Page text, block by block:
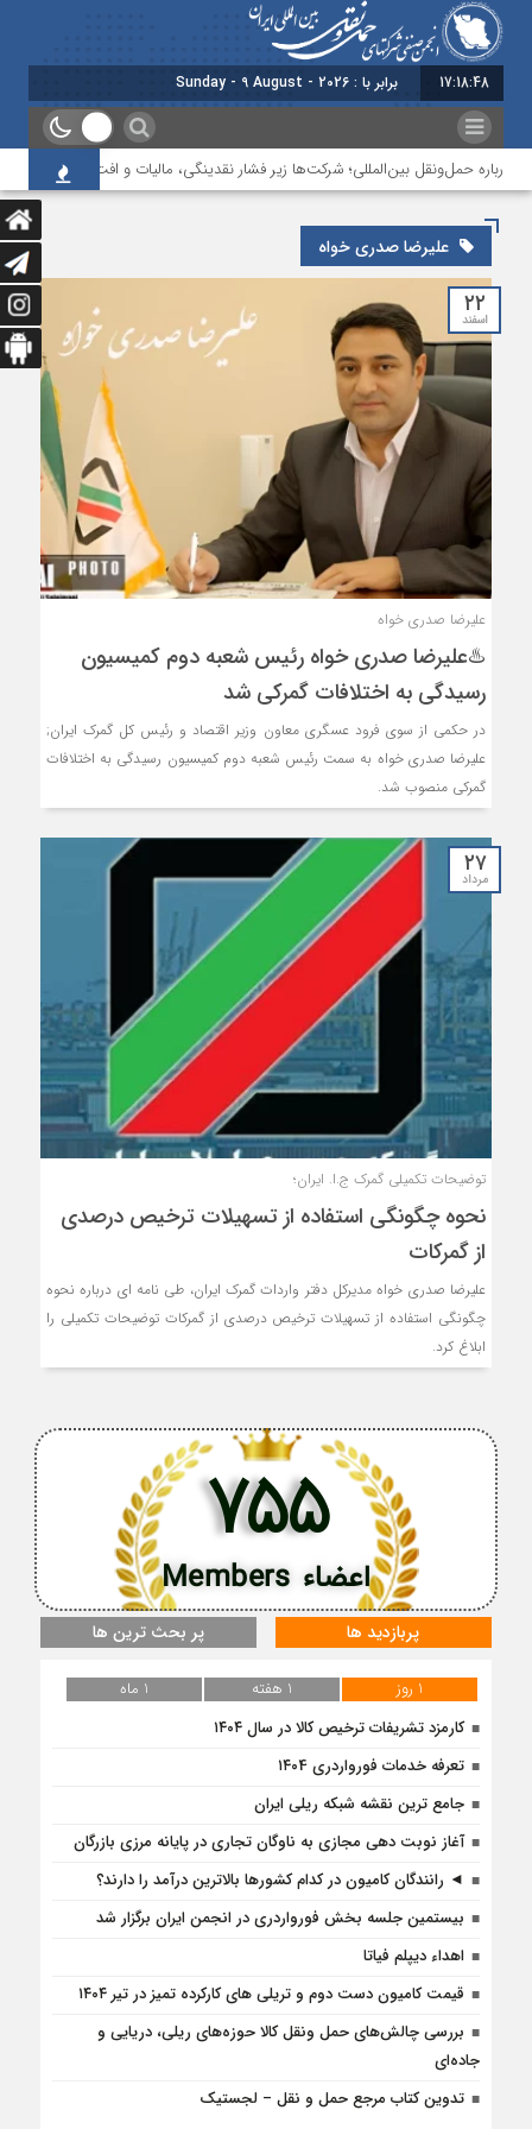
17:18:48 امروز : یکشنبه -
حمل‌ونقل بین‌المللی؛ شرکت‌ها زیر فشار نقدینگی، مالیات و افت عملیات
علیرضا صدری خواه
۲۲
اسفند
علیرضا صدری خواه
♨️علیرضا صدری خواه رئیس شعبه دوم کمیسیون
رسیدگی به اختلافات گمرکی شد
در حکمی از سوی فرود عسگری معاون وزیر اقتصاد و رئیس کل گمرک ایران;
علیرضا صدری خواه به سمت رئیس شعبه دوم کمیسیون رسیدگی به اختلافات
گمرکی منصوب شد.
۲۷
مرداد
توضیحات تکمیلی گمرک ج.ا. ایران؛
نحوه چگونگی استفاده از تسهیلات ترخیص درصدی
از گمرکات
علیرضا صدری خواه مدیرکل دفتر واردات گمرک ایران، طی نامه ای درباره نحوه
چگونگی استفاده از تسهیلات ترخیص درصدی از گمرکات توضیحات تکمیلی را
ابلاغ کرد.
اعضاء Members
755
پربازدید ها پر بحث ترین ها
1 روز 1 هفته
1 ماه
کارمزد تشریفات ترخیص کالا در سال ۱۴۰۴
تعرفه خدمات فورواردری ۱۴۰4
جامع ترین نقشه شبکه ریلی ایران
آغاز نوبت دهی مجازی به ناوگان تجاری در پایانه مرزی بازرگان
◄ رانندگان کامیون در کدام کشورها بالاترین درآمد را دارند؟
بیستمین جلسه بخش فورواردری در انجمن ایران برگزار شد
اهداء دیپلم فیاتا
قیمت کامیون دست دوم و تریلی‌ های کارکرده تمیز در تیر ۱۴۰۴
بررسی چالش‌های حمل ونقل کالا حوزه‌های ریلی، دریایی و
جاده‌ای
تدوین کتاب مرجع حمل و نقل – لجستیک